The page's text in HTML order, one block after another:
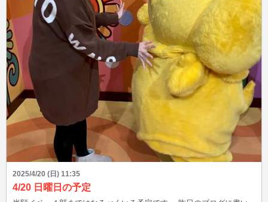
2025/4/20 (日) 11:35
4/20 日曜日の予定